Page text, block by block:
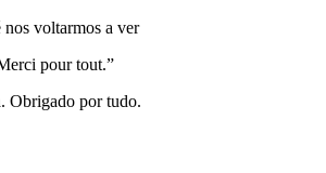
nos voltarmos a ver
pour tout.”
Obrigado por tudo.